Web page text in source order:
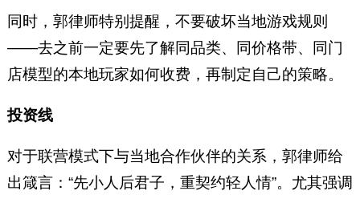
同时，郭律师特别提醒，不要破坏当地游戏规则
——去之前一定要先了解同品类、同价格带、同门
店模型的本地玩家如何收费，再制定自己的策略。
投资线
对于联营模式下与当地合作伙伴的关系，郭律师给
出箴言：“先小人后君子，重契约轻人情”。尤其强调